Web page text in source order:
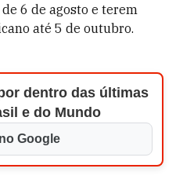
6 de agosto e terem
até 5 de outubro.
dentro das últimas
e do Mundo
Google